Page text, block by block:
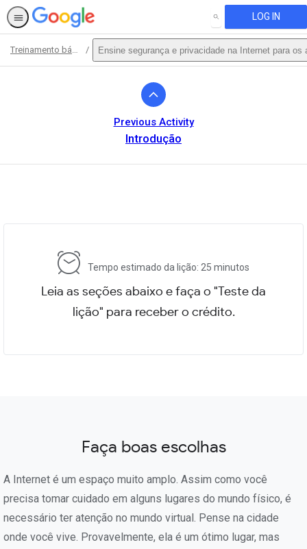
SEARCH LOG IN
Treinamento básico Ensine segurança e privacidade na Internet para os
Previous Activity
Introdução
Tempo estimado da lição: 25 minutos
Leia as seções abaixo e faça o "Teste da
lição" para receber o crédito.
Faça boas escolhas
A Internet é um espaço muito amplo. Assim como você
precisa tomar cuidado em alguns lugares do mundo físico, é
necessário ter atenção no mundo virtual. Pense na cidade
onde você vive. Provavelmente, ela é um ótimo lugar, mas